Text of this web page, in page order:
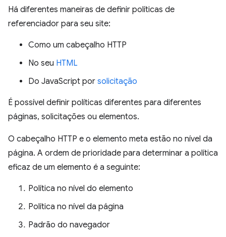
Há diferentes maneiras de definir políticas de
referenciador para seu site:
Como um cabeçalho HTTP
No seu HTML
Do JavaScript por solicitação
É possível definir políticas diferentes para diferentes
páginas, solicitações ou elementos.
O cabeçalho HTTP e o elemento meta estão no nível da
página. A ordem de prioridade para determinar a política
eficaz de um elemento é a seguinte:
Política no nível do elemento
Política no nível da página
Padrão do navegador